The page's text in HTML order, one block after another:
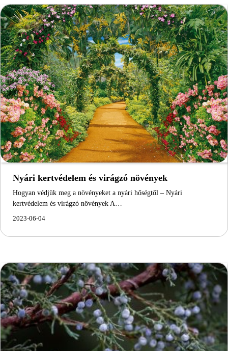
Nyári kertvédelem és virágzó növények
Hogyan védjük meg a növényeket a nyári hőségtől – Nyári
kertvédelem és virágzó növények A…
2023-06-04